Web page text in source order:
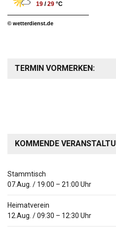
19 /29 °C
© wetterdienst.de
TERMIN VORMERKEN:
KOMMENDE
Stammtisch
07.Aug. / 19:00 – 21:00 Uhr
Heimatverein
12.Aug. /09:30 – 12:30 Uhr